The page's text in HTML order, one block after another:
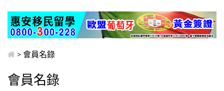
> 會員名錄
會員名錄